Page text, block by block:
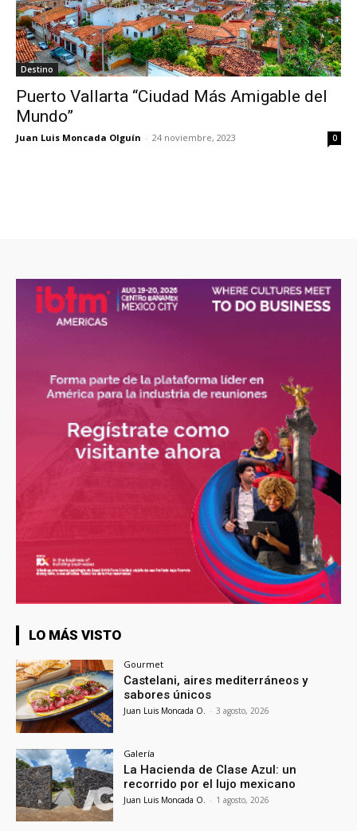
Destino
Puerto Vallarta “Ciudad Más Amigable del
Mundo”
Juan Luis Moncada Olguín - 24 noviembre, 2023 0
LO MÁS VISTO
Gourmet
Castelani, aires mediterráneos y
sabores únicos
Juan Luis Moncada O. - 3 agosto, 2026
Galería
La Hacienda de Clase Azul: un
recorrido por el lujo mexicano
Juan Luis Moncada O. - 1 agosto, 2026